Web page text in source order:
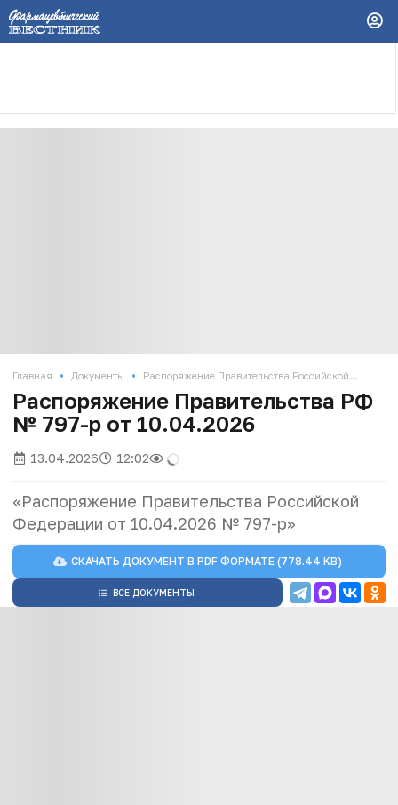
Главная • Документы • Распоряжение Правительства Российской...
Распоряжение Правительства РФ
№ 797-р от 10.04.2026
13.04.2026 12:02
«Распоряжение Правительства Российской
Федерации от 10.04.2026 № 797-р»
СКАЧАТЬ ДОКУМЕНТ ВPDF ФОРМАТЕ (778.44 KB)
ВСЕ ДОКУМЕНТЫ